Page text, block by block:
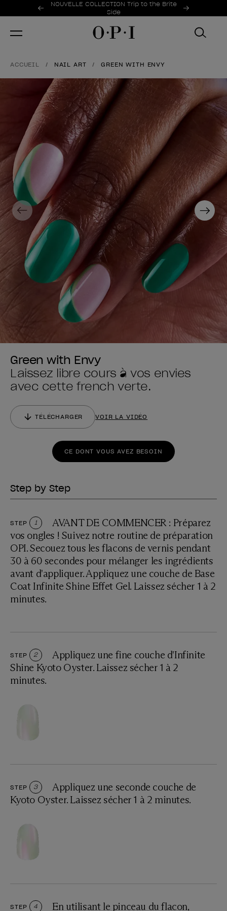
Offres promotionnelles
NOUVELLE COLLECTION Trip to the Brite
Side
Item 1 of 2
ACCUEIL NAIL ART GREEN WITH ENVY
Previous Next
Green with Envy
Laissez libre cours à vos envies
avec cette french verte.
TÉLÉCHARGER VOIR LA VIDÉO
CE DONT VOUS AVEZ BESOIN
Step by Step
STEP 1
AVANT DE COMMENCER : Préparez
vos ongles ! Suivez notre routine de préparation
OPI. Secouez tous les flacons de vernis pendant
30 à 60 secondes pour mélanger les ingrédients
avant d'appliquer. Appliquez une couche de Base
Coat Infinite Shine Effet Gel. Laissez sécher 1 à 2
minutes.
STEP 2
Appliquez une fine couche d'Infinite
Shine Kyoto Oyster. Laissez sécher 1 à 2
minutes.
STEP 3
Appliquez une seconde couche de
Kyoto Oyster. Laissez sécher 1 à 2 minutes.
STEP 4 En utilisant le pinceau du flacon,